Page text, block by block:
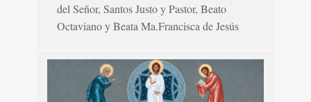
del Señor, Santos Justo y Pastor, Beato
Octaviano y Beata Ma.Francisca de Jesús